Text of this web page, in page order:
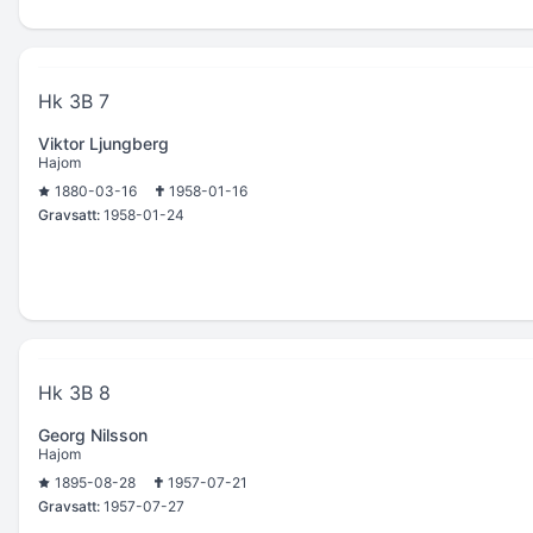
Hk 3B 7
Viktor Ljungberg
Hajom
1880-03-16
1958-01-16
Gravsatt: 1958-01-24
Hk 3B 8
Georg Nilsson
Hajom
1895-08-28
1957-07-21
Gravsatt: 1957-07-27